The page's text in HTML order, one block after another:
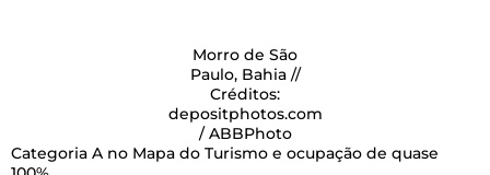
Morro de São
Paulo, Bahia //
Créditos:
depositphotos.com
/ ABBPhoto
Categoria A no Mapa do Turismo e ocupação de quase